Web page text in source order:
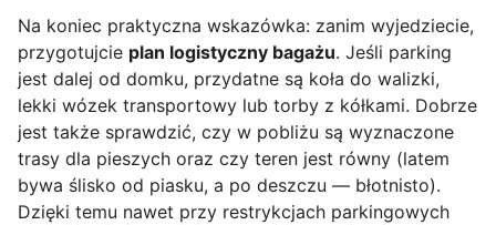
Na koniec praktyczna wskazówka: zanim wyjedziecie,
przygotujcie plan logistyczny bagażu. Jeśli parking
jest dalej od domku, przydatne są koła do walizki,
lekki wózek transportowy lub torby z kółkami. Dobrze
jest także sprawdzić, czy w pobliżu są wyznaczone
trasy dla pieszych oraz czy teren jest równy (latem
bywa ślisko od piasku, a po deszczu — błotnisto).
Dzięki temu nawet przy restrykcjach parkingowych